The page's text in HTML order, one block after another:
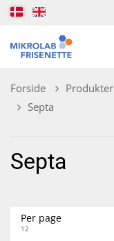
Forside Produkter
Septa
Septa
Per page
12